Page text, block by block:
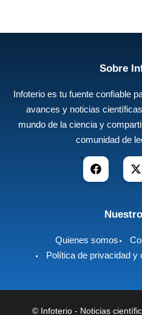
Sobre
Infoterio es tu fuente confiable
avances y noticias
mundo de la ciencia y
comunidad de
Quienes somos
Política de privacidad y
© Infoterio - Noticias